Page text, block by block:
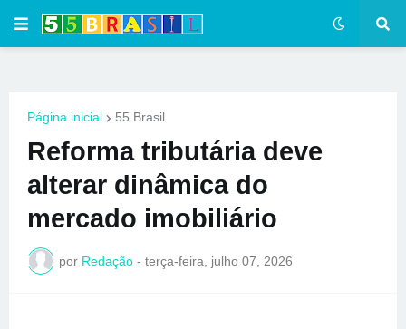
Página inicial 55 Brasil
Reforma tributária deve
alterar dinâmica do
mercado imobiliário
por Redação - terça-feira, julho 07, 2026